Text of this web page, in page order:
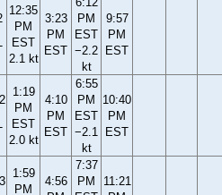
12:35
PM
EST
2.1 kt
3:23
PM
EST
PM
EST
−2.2
kt
9:57
PM
EST
1:19
PM
EST
2.0 kt
4:10
PM
EST
6:55
PM
EST
−2.1
kt
10:40
PM
EST
1:59
PM
4:56
7:37
PM
11:21